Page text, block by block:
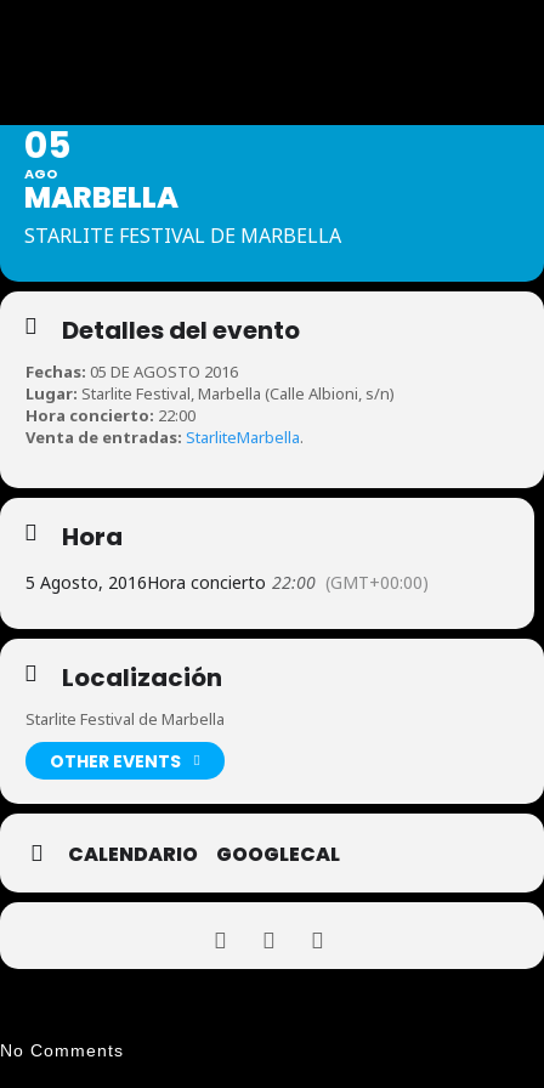
05
AGO
MARBELLA
STARLITE FESTIVAL DE MARBELLA
Detalles del evento
Fechas: 05 DE AGOSTO 2016
Lugar: Starlite Festival, Marbella (Calle Albioni, s/n)
Hora concierto: 22:00
Venta de entradas: StarliteMarbella.
Hora
5 Agosto, 2016Hora concierto 22:00 (GMT+00:00)
Localización
Starlite Festival de Marbella
OTHER EVENTS
CALENDARIO GOOGLECAL
No Comments